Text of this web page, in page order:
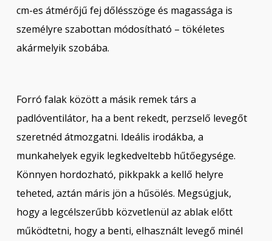
cm-es átmérőjű fej dőlésszöge és magassága is
személyre szabottan módosítható – tökéletes
akármelyik szobába.
Forró falak között a másik remek társ a
padlóventilátor, ha a bent rekedt, perzselő levegőt
szeretnéd átmozgatni. Ideális irodákba, a
munkahelyek egyik legkedveltebb hűtőegysége.
Könnyen hordozható, pikkpakk a kellő helyre
teheted, aztán máris jön a hűsölés. Megsúgjuk,
hogy a legcélszerűbb közvetlenül az ablak előtt
működtetni, hogy a benti, elhasznált levegő minél